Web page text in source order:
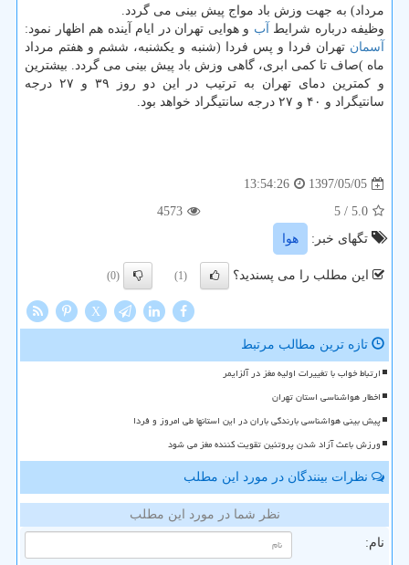
مرداد) به جهت وزش باد مواج پیش بینی می گردد.
وظیفه درباره شرایط آب و هوایی تهران در ایام آینده هم اظهار نمود:
آسمان تهران فردا و پس فردا (شنبه و یكشنبه، ششم و هفتم مرداد
ماه )صاف تا كمی ابری، گاهی وزش باد پیش بینی می گردد. بیشترین
و كمترین دمای تهران به ترتیب در این دو روز ۳۹ و ۲۷ درجه
سانتیگراد و ۴۰ و ۲۷ درجه سانتیگراد خواهد بود.
1397/05/05
13:54:26
5.0
/ 5
4573
تگهای خبر:
هوا
این مطلب را می پسندید؟ (1)
(0)
X
تازه ترین مطالب مرتبط
ارتباط خواب با تغییرات اولیه مغز در آلزایمر
اخطار هواشناسی استان تهران
پیش بینی هواشناسی بارندگی باران در این استانها طی امروز و فردا
ورزش باعث آزاد شدن پروتئین تقویت کننده مغز می شود
نظرات بینندگان در مورد این مطلب
نظر شما در مورد این مطلب
نام: